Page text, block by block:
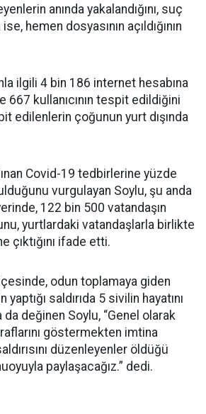
anında yakalandığını, suç
hemen dosyasının açıldığının
ilgili 4 bin 186 internet hesabına
667 kullanıcının tespit edildiğini
edilenlerin çoğunun yurt dışında
Covid-19 tedbirlerine yüzde
vurgulayan Soylu, şu anda
122 bin 500 vatandaşın
yurtlardaki vatandaşlarla birlikte
çıktığını ifade etti.
ilçesinde, odun toplamaya giden
yaptığı saldırıda 5 sivilin hayatını
değinen Soylu, “Genel olarak
göstermekten imtina
düzenleyenler öldüğü
paylaşacağız.” dedi.